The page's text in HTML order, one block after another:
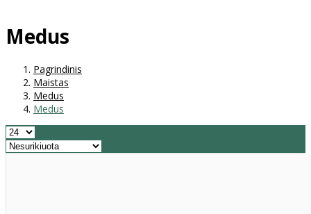
Medus
Pagrindinis
Maistas
Medus
Medus